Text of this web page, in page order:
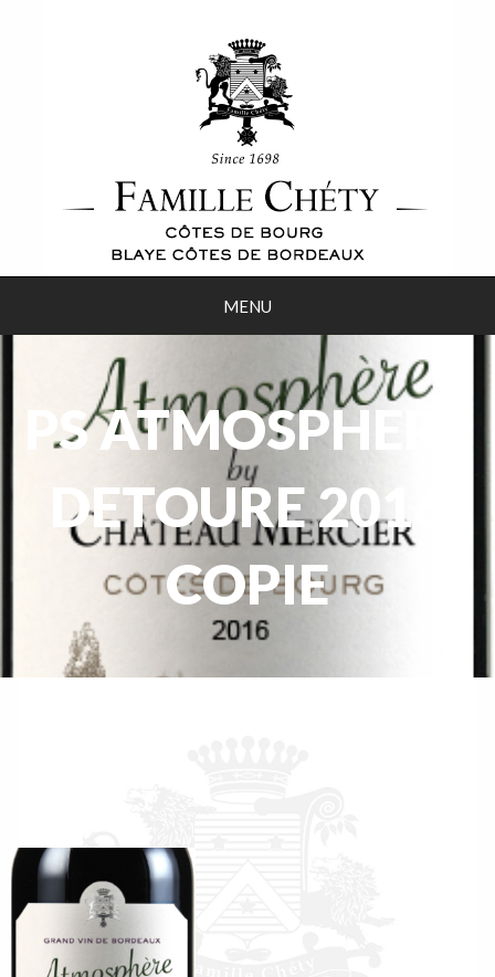
MENU
PS ATMOSPHERE
DETOURE 2016
COPIE